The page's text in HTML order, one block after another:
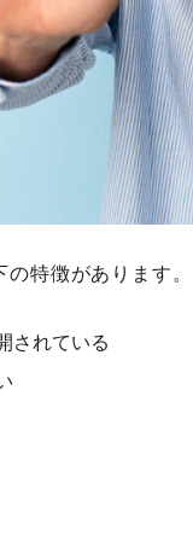
特徴があります。
されている